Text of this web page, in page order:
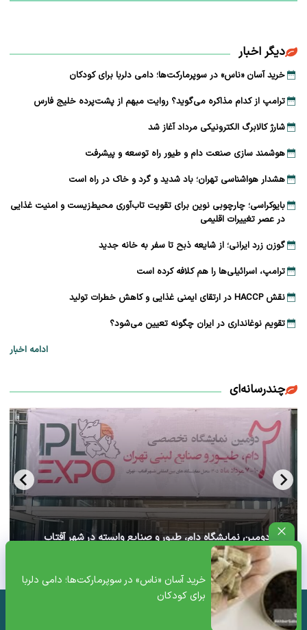
خرید آسان «ناس» در سوپرمارکت‌ها؛ دامی دلربا
برای کودکان
دیگر اخبار
خرید آسان «ناس» در سوپرمارکت‌ها؛ دامی دلربا برای کودکان
ترامپ از کدام مذاکره می‌گوید؟ روایت مبهم از پشت‌پرده خلیج فارس
شارژ کالابرگ الکترونیکی مرداد آغاز شد
هوشمند سازی صنعت دام و طیور راه توسعه و پیشرفت
هشدار هواشناسی تهران؛ باد شدید و گرد و خاک در راه است
بایوکراسی؛ چارچوبی نوین برای تقویت تاب‌آوری محیط‌زیست و امنیت غذایی
در عصر تغییرات اقلیمی
گوزن زرد ایرانی؛ از شایعه ذبح تا سفر به خانه جدید
ترامپ، اسرائیلی‌ها را هم کلافه کرده است
نقش HACCP در ارتقای ایمنی غذایی و کاهش خطرات تولید
تقویم نوغانداری در ایران چگونه تعیین می‌شود؟
ادامه اخبار
چندرسانه‌ای
آغاز دومین نمایشگاه دام، طیور و صنایع وابسته در شهر آفتاب
تهران+ ویدئو